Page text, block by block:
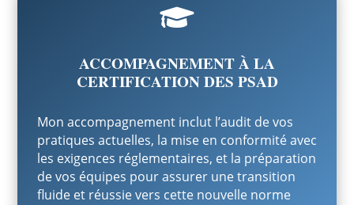

ACCOMPAGNEMENT À LA
CERTIFICATION DES PSAD
Mon accompagnement inclut l’audit de vos
pratiques actuelles, la mise en conformité avec
les exigences réglementaires, et la préparation
de vos équipes pour assurer une transition
fluide et réussie vers cette nouvelle norme